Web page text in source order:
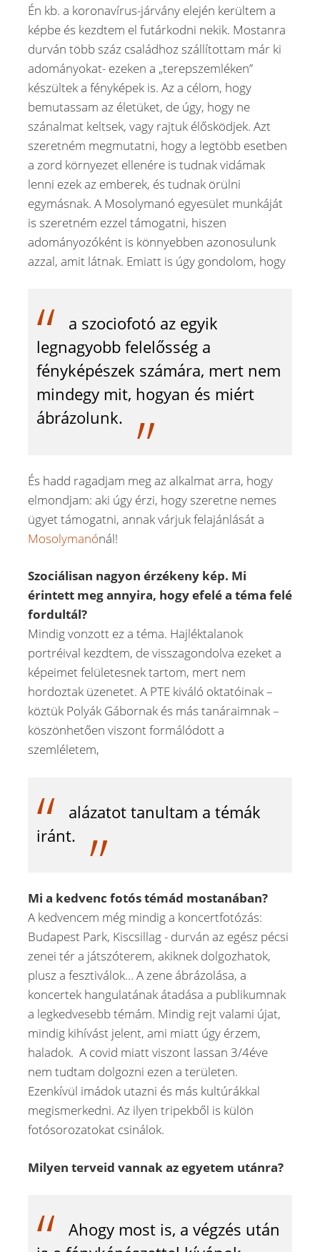
Én kb. a koronavírus-járvány elején kerültem a
képbe és kezdtem el futárkodni nekik. Mostanra
durván több száz családhoz szállítottam már ki
adományokat- ezeken a „terepszemléken”
készültek a fényképek is. Az a célom, hogy
bemutassam az életüket, de úgy, hogy ne
szánalmat keltsek, vagy rajtuk élősködjek. Azt
szeretném megmutatni, hogy a legtöbb esetben
a zord környezet ellenére is tudnak vidámak
lenni ezek az emberek, és tudnak örülni
egymásnak. A Mosolymanó egyesület munkáját
is szeretném ezzel támogatni, hiszen
adományozóként is könnyebben azonosulunk
azzal, amit látnak. Emiatt is úgy gondolom, hogy
a szociofotó az egyik
legnagyobb felelősség a
fényképészek számára, mert nem
mindegy mit, hogyan és miért
ábrázolunk.
És hadd ragadjam meg az alkalmat arra, hogy
elmondjam: aki úgy érzi, hogy szeretne nemes
ügyet támogatni, annak várjuk felajánlását a
Mosolymanónál!
Szociálisan nagyon érzékeny kép. Mi
érintett meg annyira, hogy efelé a téma felé
fordultál?
Mindig vonzott ez a téma. Hajléktalanok
portréival kezdtem, de visszagondolva ezeket a
képeimet felületesnek tartom, mert nem
hordoztak üzenetet. A PTE kiváló oktatóinak –
köztük Polyák Gábornak és más tanáraimnak –
köszönhetően viszont formálódott a
szemléletem,
alázatot tanultam a témák
iránt.
Mi a kedvenc fotós témád mostanában?
A kedvencem még mindig a koncertfotózás:
Budapest Park, Kiscsillag - durván az egész pécsi
zenei tér a játszóterem, akiknek dolgozhatok,
plusz a fesztiválok… A zene ábrázolása, a
koncertek hangulatának átadása a publikumnak
a legkedvesebb témám. Mindig rejt valami újat,
mindig kihívást jelent, ami miatt úgy érzem,
haladok. A covid miatt viszont lassan 3/4éve
nem tudtam dolgozni ezen a területen.
Ezenkívül imádok utazni és más kultúrákkal
megismerkedni. Az ilyen tripekből is külön
fotósorozatokat csinálok.
Milyen terveid vannak az egyetem utánra?
Ahogy most is, a végzés után